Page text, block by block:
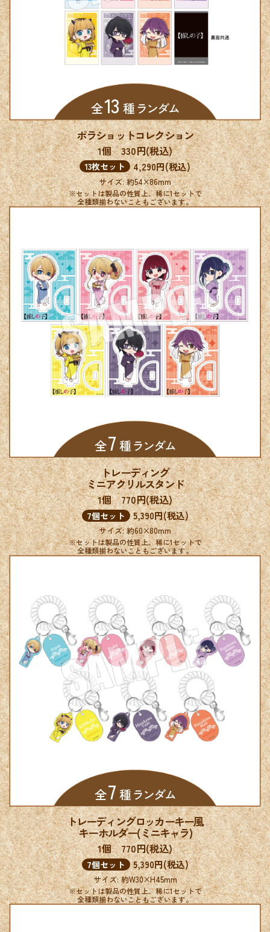
全13 種 ランダム
ポラショットコレクション
1個 330円(税込)
13枚セット 4,290円(税込)
サイズ: 約54×86mm
※セットは製品の性質上、稀に1セットで
全種類揃わないこともございます。
全7 種 ランダム
トレーディング
ミニアクリルスタンド
1個 770円(税込)
7個セット 5,390円(税込)
サイズ: 約60×80mm
※セットは製品の性質上、稀に1セットで
全種類揃わないこともございます。
全7 種 ランダム
トレーディングロッカーキー風
キーホルダー(ミニキャラ)
1個 770円(税込)
7個セット 5,390円(税込)
サイズ: 約W30×H45mm
※セットは製品の性質上、稀に1セットで
全種類揃わないこともございます。